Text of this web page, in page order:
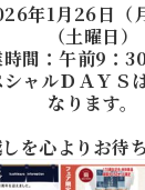
年1月26日（
（土曜日）
時間：午前9：
ャルＤＡＹＳ
なります。
を心よりお待